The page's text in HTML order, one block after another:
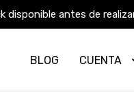
disponible antes de
BLOG CUENTA